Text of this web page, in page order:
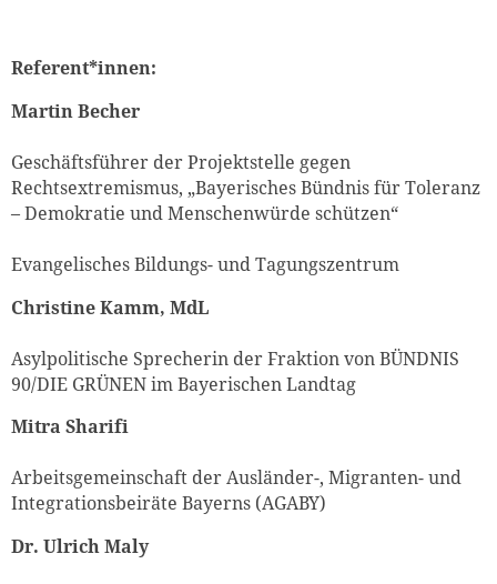
Referent*innen:
Martin Becher
Geschäftsführer der Projektstelle gegen
Rechtsextremismus, „Bayerisches Bündnis für Toleranz
– Demokratie und Menschenwürde schützen“
Evangelisches Bildungs- und Tagungszentrum
Christine Kamm, MdL
Asylpolitische Sprecherin der Fraktion von BÜNDNIS
90/DIE GRÜNEN im Bayerischen Landtag
Mitra Sharifi
Arbeitsgemeinschaft der Ausländer-, Migranten- und
Integrationsbeiräte Bayerns (AGABY)
Dr. Ulrich Maly